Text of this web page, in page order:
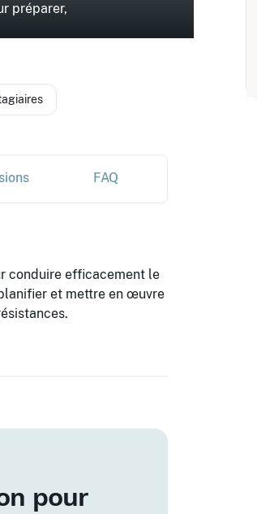
préparer,
FAQ
conduire efficacement le
et mettre en œuvre
pour